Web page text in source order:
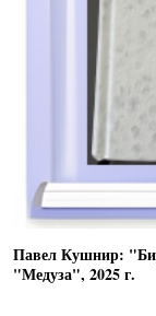
Павел Кушнир:
"Медуза", 2025 г.